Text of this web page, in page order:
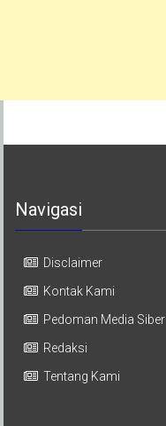
Navigasi
Disclaimer
Kontak Kami
Pedoman Media Siber
Redaksi
Tentang Kami